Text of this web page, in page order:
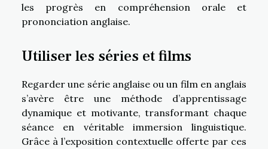
les progrès en compréhension orale et
prononciation anglaise.
Utiliser les séries et films
Regarder une série anglaise ou un film en anglais
s’avère être une méthode d’apprentissage
dynamique et motivante, transformant chaque
séance en véritable immersion linguistique.
Grâce à l’exposition contextuelle offerte par ces